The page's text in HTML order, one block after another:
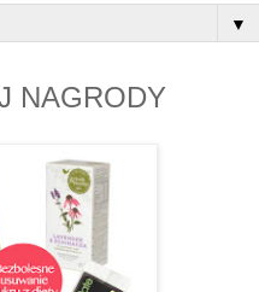
▼
NAGRODY